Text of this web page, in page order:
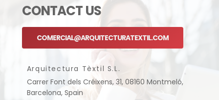
CONTACT US
COMERCIAL@ARQUITECTURATEXTIL.COM
Arquitectura Tèxtil S.L.
Carrer Font dels Créixens, 31, 08160 Montmeló,
Barcelona, Spain